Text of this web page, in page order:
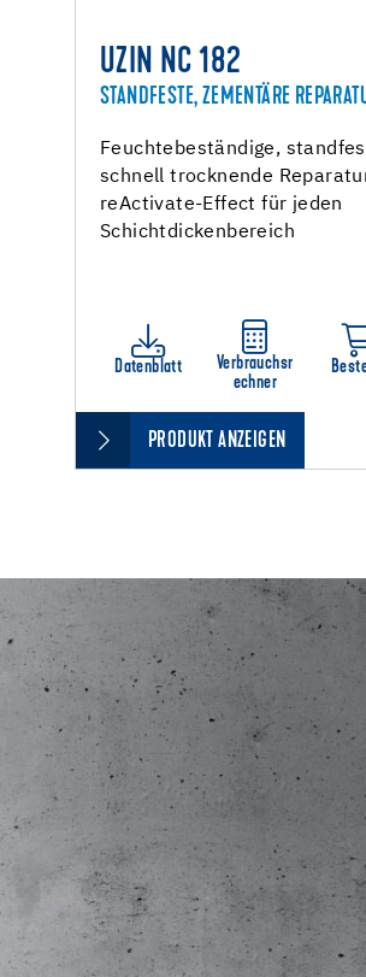
UZIN NC 182
STANDFESTE, ZEMENTÄRE
Feuchtebeständige,
schnell trocknende
reActivate-Effect für jeden
Schichtdickenbereich
Datenblatt
Verbrauchsr
echner
PRODUKT ANZEIGEN